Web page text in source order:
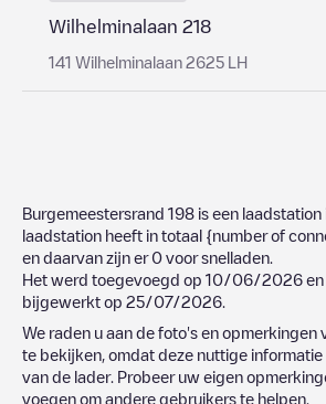
Wilhelminalaan 218
141 Wilhelminalaan 2625 LH
Burgemeestersrand 198 is een laadstation
laadstation heeft in totaal {number of
en daarvan zijn er 0 voor snelladen.
Het werd toegevoegd op 10/06/2026
bijgewerkt op 25/07/2026
We raden u aan de foto's en opmerkingen
te bekijken, omdat deze nuttige
van de lader. Probeer uw eigen
voegen om andere gebruikers te helpen.